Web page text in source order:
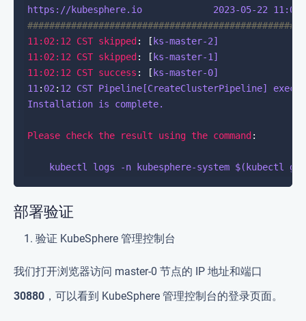
https://kubesphere.io             2023-05-22
11:02:12 CST skipped: [ks-master-2]
11:02:12 CST skipped: [ks-master-1]
11:02:12 CST success : [ks-master-0]
11 : 02 : 12
CST Pipeline[CreateClusterPipeline]
Installation is complete.
Please check the result using the command
kubectl logs -n kubesphere-system
部署验证
验证 KubeSphere 管理控制台
我们打开浏览器访问 master-0 节点的 IP 地址和端口
30880 ，可以看到 KubeSphere 管理控制台的登录页面。